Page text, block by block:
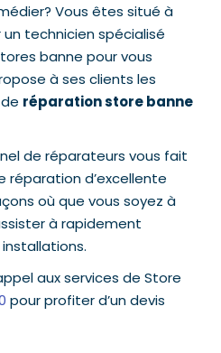
Vous êtes situé à
technicien spécialisé
banne pour vous
à ses clients les
réparation store banne
de réparateurs vous fait
réparation d’excellente
où que vous soyez à
à rapidement
aux services de Store
pour profiter d’un devis